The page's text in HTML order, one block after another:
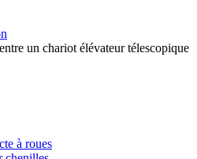
un chariot élévateur télescopique
à roues